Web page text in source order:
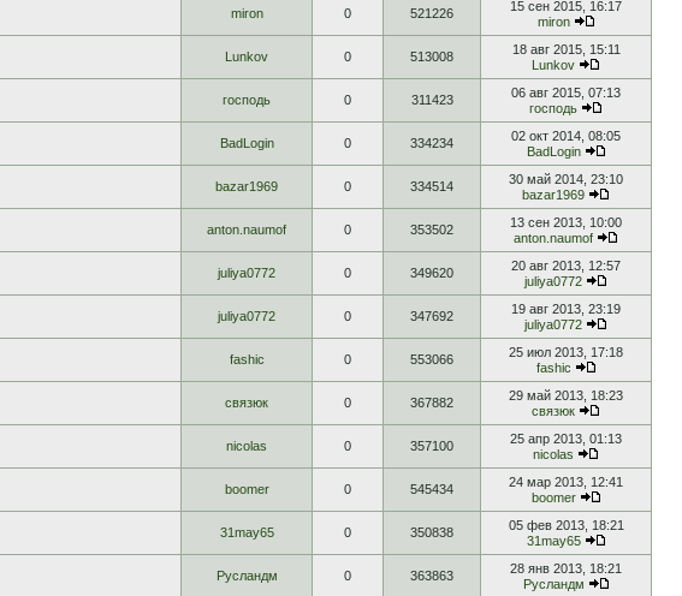
miron 0 521226
15 сен 2015, 16:17
miron
Lunkov 0 513008
18 авг 2015, 15:11
Lunkov
господь 0 311423
06 авг 2015, 07:13
господь
BadLogin 0 334234
02 окт 2014, 08:05
BadLogin
bazar1969 0 334514
30 май 2014, 23:10
bazar1969
anton.naumof 0 353502
13 сен 2013, 10:00
anton.naumof
juliya0772 0 349620
20 авг 2013, 12:57
juliya0772
juliya0772 0 347692
19 авг 2013, 23:19
juliya0772
fashic 0 553066
25 июл 2013, 17:18
fashic
связюк 0 367882
29 май 2013, 18:23
связюк
nicolas 0 357100
25 апр 2013, 01:13
nicolas
boomer 0 545434
24 мар 2013, 12:41
boomer
31may65 0 350838
05 фев 2013, 18:21
31may65
Русландм 0 363863
28 янв 2013, 18:21
Русландм